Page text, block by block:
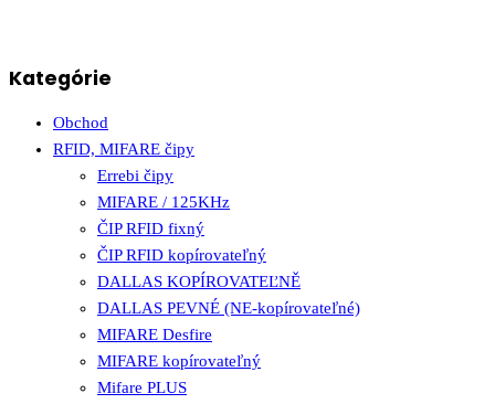
Kategórie
Obchod
RFID, MIFARE čipy
Errebi čipy
MIFARE / 125KHz
ČIP RFID fixný
ČIP RFID kopírovateľný
DALLAS KOPÍROVATEĽNĚ
DALLAS PEVNÉ (NE-kopírovateľné)
MIFARE Desfire
MIFARE kopírovateľný
Mifare PLUS